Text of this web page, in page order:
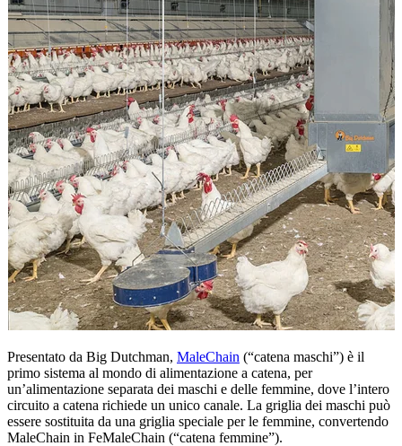
Presentato da Big Dutchman, MaleChain (“catena maschi”) è il
primo sistema al mondo di alimentazione a catena, per
un’alimentazione separata dei maschi e delle femmine, dove l’intero
circuito a catena richiede un unico canale. La griglia dei maschi può
essere sostituita da una griglia speciale per le femmine, convertendo
MaleChain in FeMaleChain (“catena femmine”).